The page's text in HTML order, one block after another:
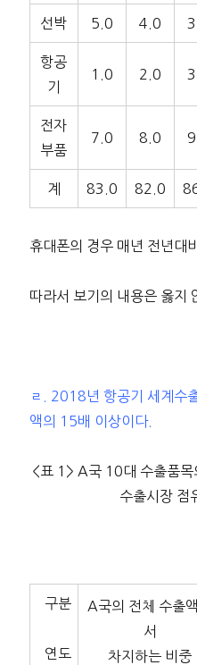
선박 5.0 4.0
항공
기
1.0 2.0
전자
부품
7.0 8.0
계 83.0 82.0
휴대폰의 경우 매년 전년대
따라서 보기의 내용은 옳지
ㄹ. 2018년 항공기 세계수
액의 15배 이상이다.
<표 1> A국 10대 수출품목
수출시장 점
구분
연도
A국의 전체 수출
서
차지하는 비중